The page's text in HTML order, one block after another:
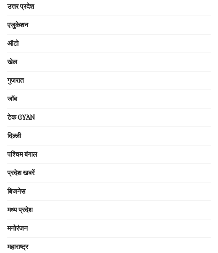
उत्तर प्रदेश
एजुकेशन
ऑटो
खेल
गुजरात
जॉब
टेक GYAN
दिल्ली
पश्चिम बंगाल
प्रदेश खबरें
बिजनेस
मध्य प्रदेश
मनोरंजन
महाराष्ट्र